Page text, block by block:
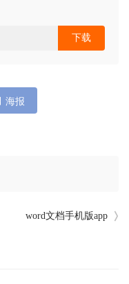
下载
海报
word文档手机版app